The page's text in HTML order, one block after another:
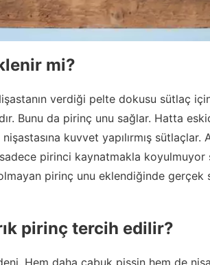
mi?
verdiği pelte dokusu sütlaç
Bunu da pirinç unu sağlar. Hatta
kuvvet yapılırmış
pirinci kaynatmakla koyulmuyor
pirinç unu eklendiğinde gerçek
pirinç tercih edilir?